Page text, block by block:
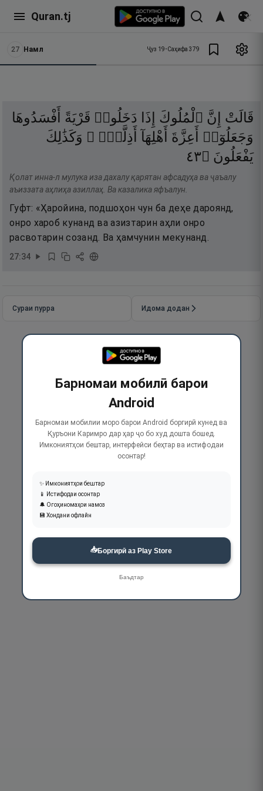
Quran.tj
27 Намл Ҷуз 19•Саҳифа 379
قَالَتْ إِنَّ ٱلْمُلُوكَ إِذَا دَخَلُوا۟ قَرْيَةً أَفْسَدُوهَا
وَجَعَلُوٓا۟
أَعِزَّةَ أَهْلِهَآ أَذِلَّةًۭ ۖ وَكَذَٰلِكَ
يَفْعَلُونَ ۝٣٤
Қолат инна-л мулука иза дахалу қарятан афсадуҳа ва ҷаъалу
аъиззата аҳлиҳа азиллаҳ. Ва казалика яфъалун.
Гуфт: «Ҳаройина, подшоҳон чун ба деҳе дароянд,
онро хароб кунанд ва азизтарин аҳли онро
расвотарин созанд. Ва ҳамчунин мекунанд.
27:34
Сураи пурра Идома додан
Барномаи мобилӣ барои
Android
Барномаи мобилии моро барои Android боргирӣ кунед ва
Қуръони Каримро дар ҳар ҷо бо худ дошта бошед.
Имкониятҳои бештар, интерфейси беҳтар ва истифодаи
осонтар!
✨ Имкониятҳои бештар
📱 Истифодаи осонтар
🔔 Огоҳиномаҳои намоз
💾 Хондани офлайн
📥Боргирӣ аз Play Store
Баъдтар